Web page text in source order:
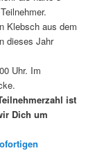
Klebsch aus dem
dieses Jahr
Uhr. Im
ist
Dich um